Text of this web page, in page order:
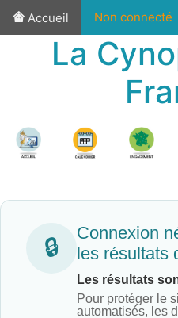
Accueil Non connecté
La
🔒
Connexion
les résultats
Les résultats
Pour protéger le
automatisés, les